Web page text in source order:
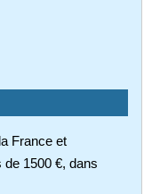
France et
1500 €, dans